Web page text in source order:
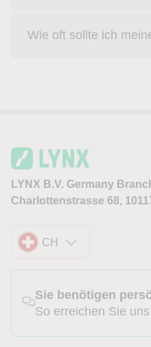
Wie oft sollte ich
LYNX B.V. Germany
Charlottenstrasse 68,
CH
Sie benötigen
So erreichen Sie uns